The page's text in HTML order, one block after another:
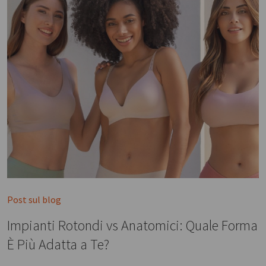
Post sul blog
Impianti Rotondi vs Anatomici: Quale Forma
È Più Adatta a Te?